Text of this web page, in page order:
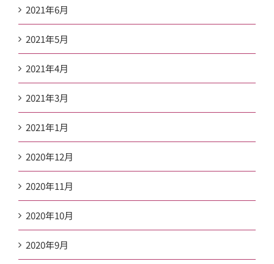
2021年6月
2021年5月
2021年4月
2021年3月
2021年1月
2020年12月
2020年11月
2020年10月
2020年9月